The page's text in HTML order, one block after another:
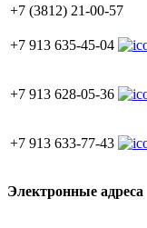
+7 (3812) 21-00-57
+7 913 635-45-04
+7 913 628-05-36
+7 913 633-77-43
Электронные адреса